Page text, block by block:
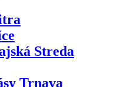
Streda
Trnava